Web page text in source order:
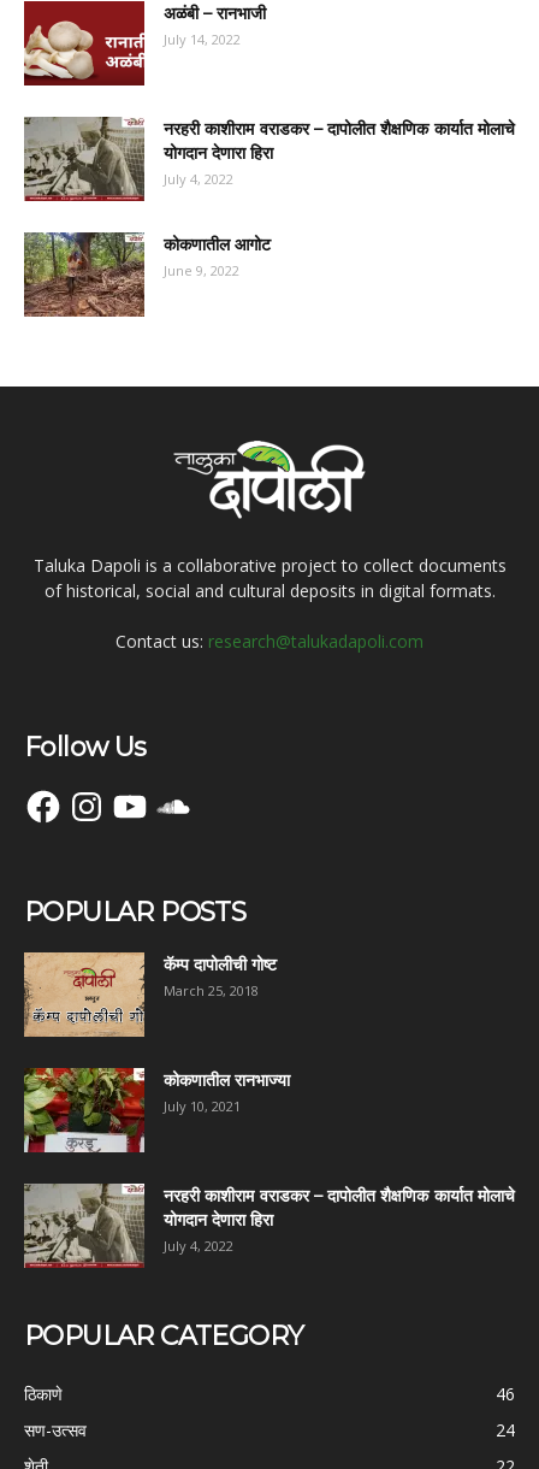
अळंबी – रानभाजी
July 14, 2022
नरहरी काशीराम वराडकर – दापोलीत शैक्षणिक कार्यात मोलाचे
योगदान देणारा हिरा
July 4, 2022
कोकणातील आगोट
June 9, 2022
Taluka Dapoli is a collaborative project to collect documents
of historical, social and cultural deposits in digital formats.
Contact us: research@talukadapoli.com
Follow Us
FacebookInstagramYouTubeSoundCloud
POPULAR POSTS
कॅम्प दापोलीची गोष्ट
March 25, 2018
कोकणातील रानभाज्या
July 10, 2021
नरहरी काशीराम वराडकर – दापोलीत शैक्षणिक कार्यात मोलाचे
योगदान देणारा हिरा
July 4, 2022
POPULAR CATEGORY
ठिकाणे
46
सण-उत्सव
24